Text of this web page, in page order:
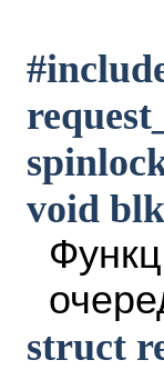
void
struct